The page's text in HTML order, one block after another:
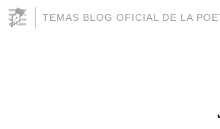
TEMAS BLOG OFICIAL DE LA